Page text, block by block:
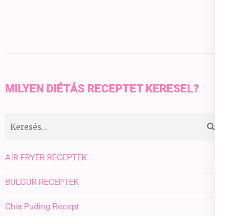
MILYEN DIÉTÁS RECEPTET KERESEL?
AIR FRYER RECEPTEK
BULGUR RECEPTEK
Chia Puding Recept